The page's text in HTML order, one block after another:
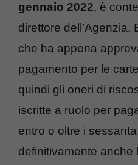
gennaio 2022, è
direttore dell’Agenzia,
che ha appena
pagamento per le
quindi gli oneri di
iscritte a ruolo per
entro o oltre i
definitivamente anche